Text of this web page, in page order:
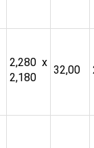
2,280 x
2,180
32,00